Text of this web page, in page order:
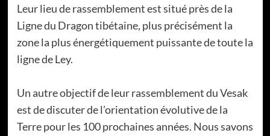
Leur lieu de rassemblement est situé près de la
Ligne du Dragon tibétaine, plus précisément la
zone la plus énergétiquement puissante de toute la
ligne de Ley.
Un autre objectif de leur rassemblement du Vesak
est de discuter de l’orientation évolutive de la
Terre pour les 100 prochaines années. Nous savons